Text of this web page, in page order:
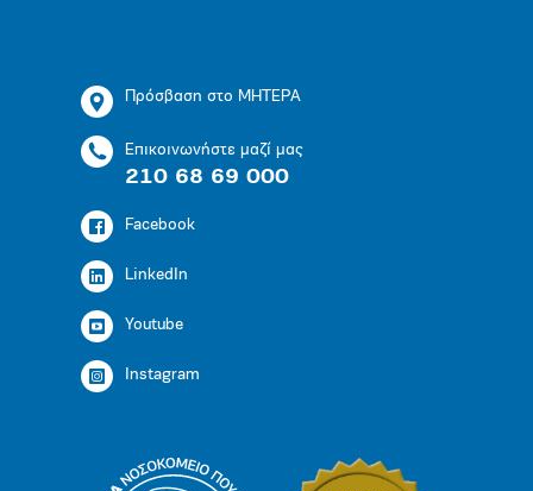
Πρόσβαση στο ΜΗΤΕΡΑ
Επικοινωνήστε μαζί μας
210 68 69 000
Facebook
LinkedIn
Youtube
Instagram